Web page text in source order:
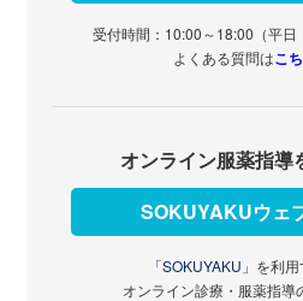
受付時間：10:00～18:00（平日
よくある質問はこ
オンライン服薬指導
SOKUYAKUウェ
「SOKUYAKU」 を利
オンライン診療・服薬指導